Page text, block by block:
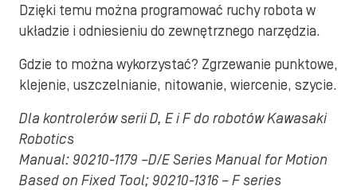
Dzięki temu można programować ruchy robota w
układzie i odniesieniu do zewnętrznego narzędzia.
Gdzie to można wykorzystać? Zgrzewanie punktowe,
klejenie, uszczelnianie, nitowanie, wiercenie, szycie.
Dla kontrolerów serii D, E i F do robotów Kawasaki
Robotics
Manual: 90210-1179 –D/E Series Manual for Motion
Based on Fixed Tool; 90210-1316 – F series